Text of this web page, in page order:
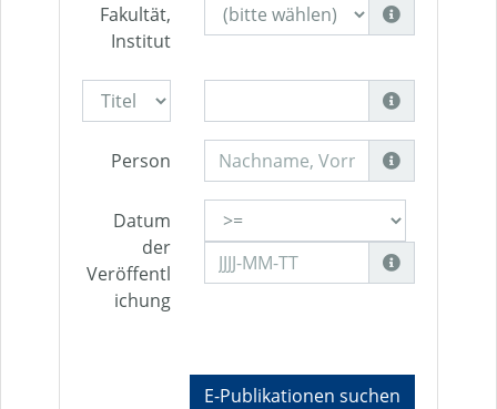
Fakultät,
Institut
Person
Datum
der
Veröffentl
ichung
E-Publikationen suchen